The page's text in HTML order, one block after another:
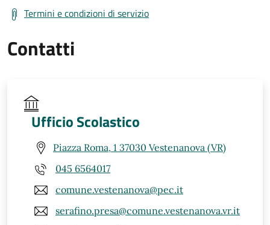
Termini e condizioni di servizio
Contatti
Ufficio Scolastico
Piazza Roma, 1 37030 Vestenanova (VR)
045 6564017
comune.vestenanova@pec.it
serafino.presa@comune.vestenanova.vr.it